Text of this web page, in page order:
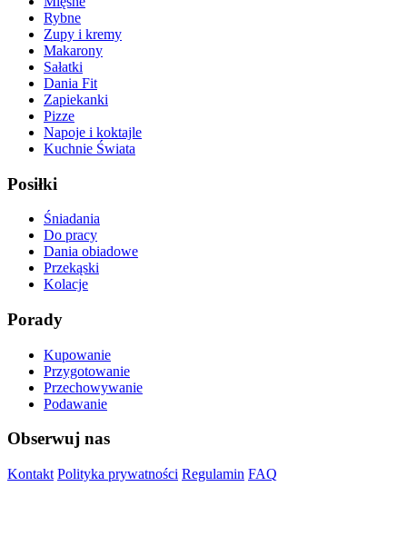
Rybne
Zupy i kremy
Makarony
Sałatki
Dania Fit
Zapiekanki
Pizze
Napoje i koktajle
Kuchnie Świata
Posiłki
Śniadania
Do pracy
Dania obiadowe
Przekąski
Kolacje
Porady
Kupowanie
Przygotowanie
Przechowywanie
Podawanie
Obserwuj nas
Kontakt Polityka prywatności Regulamin FAQ